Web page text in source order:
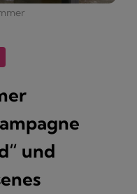
und